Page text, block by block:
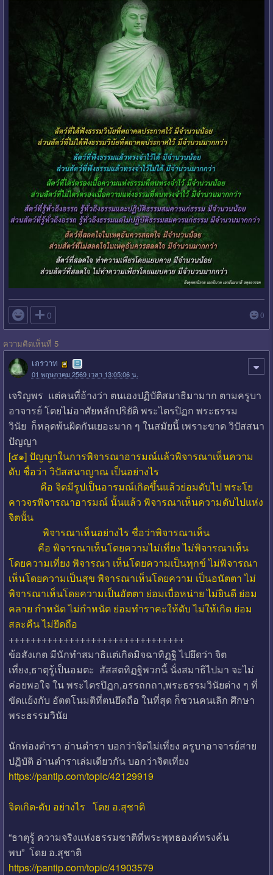
 0 0
ความคิดเห็นที่ 5
เถรวาท
01 พฤษภาคม 2569 เวลา 13:05:06 น.
เจริญพร แต่คนที่อ้างว่า ตนเองปฏิบัติสมาธิมามาก ตามครูบา
อาจารย์ โดยไม่อาศัยหลักปริยัติ พระไตรปิฏก พระธรรม
วินัย ก็หลุดพ้นผิดกันเยอะมาก ๆ ในสมัยนี้ เพราะขาด วิปัสสนา
ปัญญา
[๕๑] ปัญญาในการพิจารณาอารมณ์แล้วพิจารณาเห็นความ
ดับ ชื่อว่า วิปัสสนาญาณ เป็นอย่างไร
คือ จิตมีรูปเป็นอารมณ์เกิดขึ้นแล้วย่อมดับไป พระโย
คาวจรพิจารณาอารมณ์ นั้นแล้ว พิจารณาเห็นความดับไปแห่ง
จิตนั้น
พิจารณาเห็นอย่างไร ชื่อว่าพิจารณาเห็น
คือ พิจารณาเห็นโดยความไม่เที่ยง ไม่พิจารณาเห็น
โดยความเที่ยง พิจารณา เห็นโดยความเป็นทุกข์ ไม่พิจารณา
เห็นโดยความเป็นสุข พิจารณาเห็นโดยความ เป็นอนัตตา ไม่
พิจารณาเห็นโดยความเป็นอัตตา ย่อมเบื่อหน่าย ไม่ยินดี ย่อม
คลาย กำหนัด ไม่กำหนัด ย่อมทำราคะให้ดับ ไม่ให้เกิด ย่อม
สละคืน ไม่ยึดถือ
++++++++++++++++++++++++++++++++
ข้อสังเกต มีนักทำสมาธิแต่เกิดมิจฉาทิฏฐิ ไปยึดว่า จิต
เที่ยง,ธาตุรู้เป็นอมตะ สัสสตทิฏฐิพวกนี้ นั่งสมาธิไปมา จะไม่
ค่อยพอใจ ใน พระไตรปิฏก,อรรถกถา,พระธรรมวินัยต่าง ๆ ที่
ขัดแย้งกับ อัตตโนมติที่ตนยึดถือ ในที่สุด ก็ชวนคนเลิก ศึกษา
พระธรรมวินัย
นักท่องตำรา อ่านตำรา บอกว่าจิตไม่เที่ยง ครูบาอาจารย์สาย
ปฏิบัติ อ่านตำราเล่มเดียวกัน บอกว่าจิตเที่ยง
https://pantip.com/topic/42129919
จิตเกิด-ดับ อย่างไร โดย อ.สุชาติ
“ธาตุรู้ ความจริงแห่งธรรมชาติที่พระพุทธองค์ทรงค้น
พบ” โดย อ.สุชาติ
https://pantip.com/topic/41903579